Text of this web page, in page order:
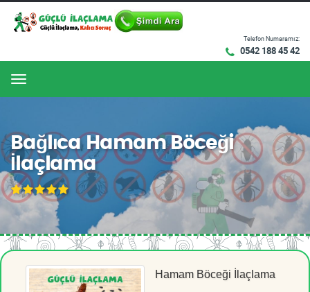
Telefon Numaramız:
0542 188 45 42
Menu
Bağlıca Hamam Böceği
İlaçlama
Hamam Böceği İlaçlama